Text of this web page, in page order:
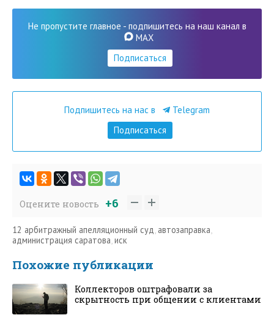
Не пропустите главное - подпишитесь на наш канал в
MAX
Подписаться
Подпишитесь на нас в
Telegram
Подписаться
Оцените новость +6
12 арбитражный апелляционный суд автозаправка
администрация саратова иск
Похожие публикации
Коллекторов оштрафовали за
скрытность при общении с клиентами